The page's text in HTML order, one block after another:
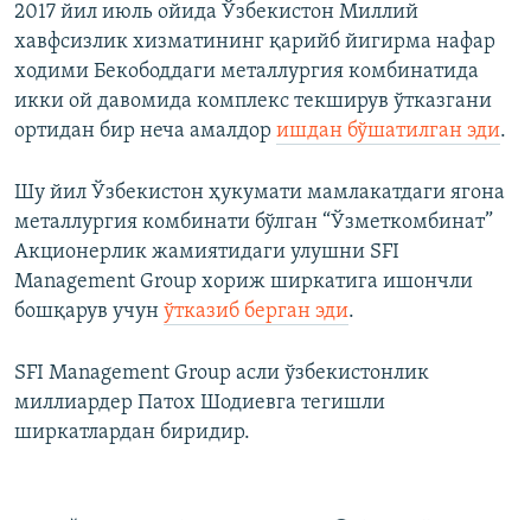
2017 йил июль ойида Ўзбекистон Миллий
хавфсизлик хизматининг қарийб йигирма нафар
ходими Бекободдаги металлургия комбинатида
икки ой давомида комплекс текширув ўтказгани
ортидан бир неча амалдор ишдан бўшатилган эди.
Шу йил Ўзбекистон ҳукумати мамлакатдаги ягона
металлургия комбинати бўлган “Ўзметкомбинат”
Акционерлик жамиятидаги улушни SFI
Management Group хориж ширкатига ишончли
бошқарув учун ўтказиб берган эди.
SFI Management Group асли ўзбекистонлик
миллиардер Патох Шодиевга тегишли
ширкатлардан биридир.